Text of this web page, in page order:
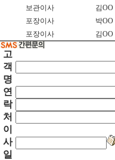
보관이사
김OO
포장이사
박OO
포장이사
김OO
고
객
명
연
락
처
이
사
일